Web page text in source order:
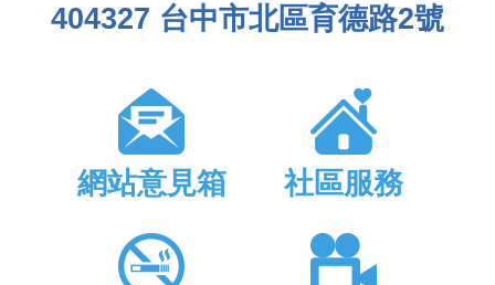
404327 台中市北區育德路2號
網站意見箱 社區服務